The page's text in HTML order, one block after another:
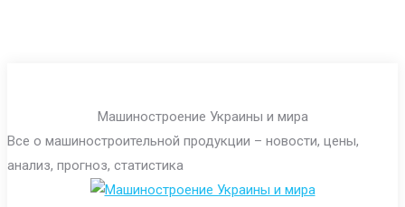
Машиностроение Украины и мира
Все о машиностроительной продукции – новости, цены,
анализ, прогноз, статистика